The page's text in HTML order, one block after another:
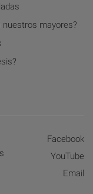
mayores?
Facebook
YouTube
Email